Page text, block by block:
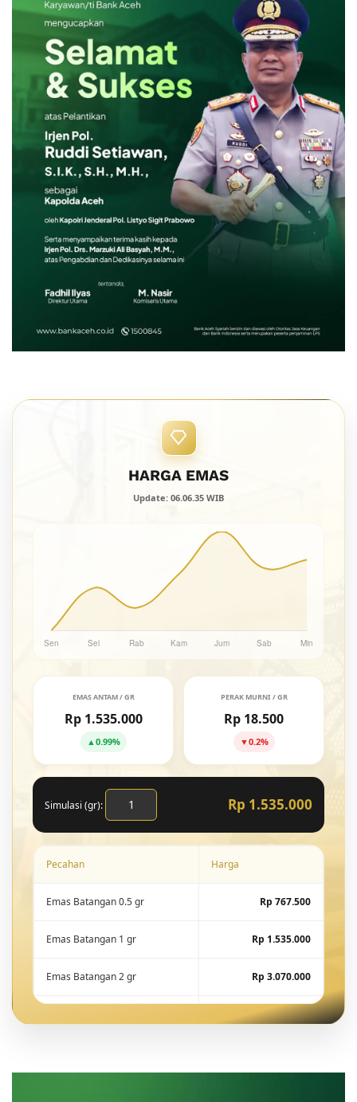
HARGA EMAS
Update: 06.06.35 WIB
EMAS ANTAM / GR
Rp 1.535.000
▲ 0.99%
PERAK MURNI / GR
Rp 18.500
▼0.2%
Simulasi (gr): Rp 1.535.000
Pecahan Harga
Emas Batangan 0.5 gr Rp 767.500
Emas Batangan 1 gr Rp 1.535.000
Emas Batangan 2 gr Rp 3.070.000
Rp 7.675.000